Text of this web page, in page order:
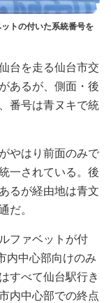
トの付いた系統番号を
台を走る仙台市交
あるが、側面・後
番号は青ヌキで統
やはり前面のみで
一されている。後
るが経由地は青文
だ。
ファベットが付
内中心部向けのみ
すべて仙台駅行き
内中心部での終点